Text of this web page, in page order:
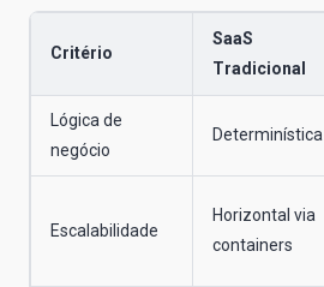
Critério
SaaS
Tradicional
Lógica de
negócio
Determinística
Escalabilidade
Horizontal via
containers